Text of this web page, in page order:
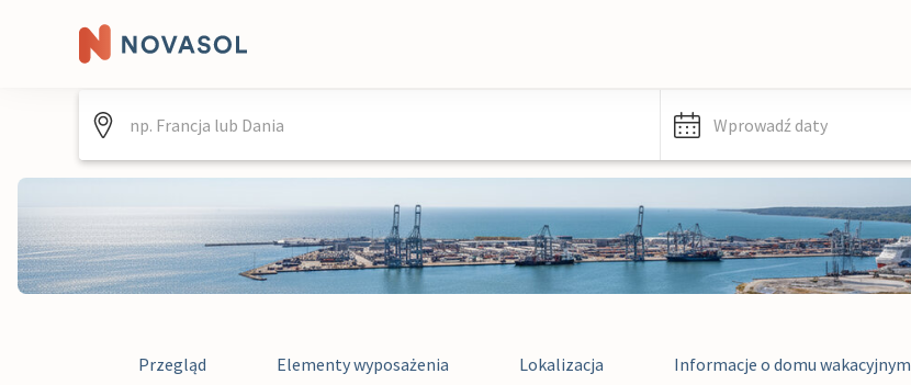
Wprowadź daty
Przegląd Elementy wyposażenia Lokalizacja Informacje o domu wakacyjnym